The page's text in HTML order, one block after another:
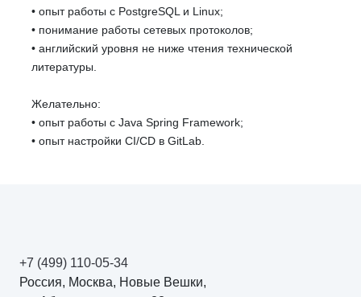
• опыт работы с PostgreSQL и Linux;
• понимание работы сетевых протоколов;
• английский уровня не ниже чтения технической
литературы.
Желательно:
• опыт работы с Java Spring Framework;
• опыт настройки CI/CD в GitLab.
+7 (499) 110-05-34
Россия, Москва, Новые Вешки,